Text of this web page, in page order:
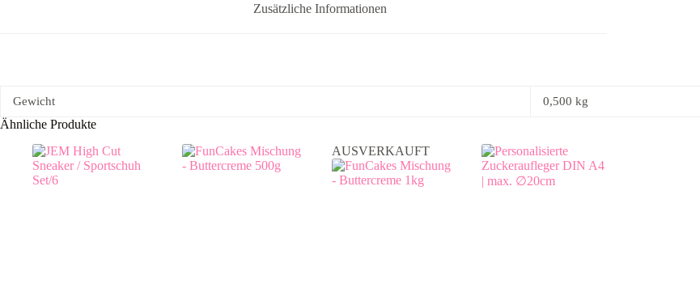
Zusätzliche Informationen
Gewicht 0,500 kg
Ähnliche Produkte
AUSVERKAUFT